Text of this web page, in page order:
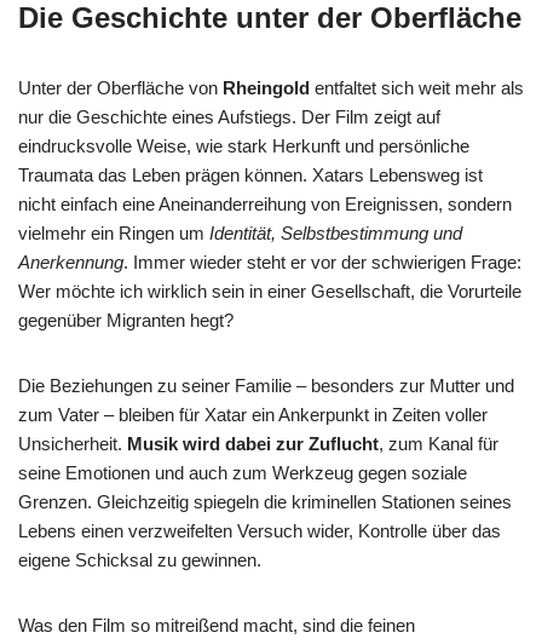
Die Geschichte unter der Oberfläche
Unter der Oberfläche von Rheingold entfaltet sich weit mehr als
nur die Geschichte eines Aufstiegs. Der Film zeigt auf
eindrucksvolle Weise, wie stark Herkunft und persönliche
Traumata das Leben prägen können. Xatars Lebensweg ist
nicht einfach eine Aneinanderreihung von Ereignissen, sondern
vielmehr ein Ringen um Identität, Selbstbestimmung und
Anerkennung. Immer wieder steht er vor der schwierigen Frage:
Wer möchte ich wirklich sein in einer Gesellschaft, die Vorurteile
gegenüber Migranten hegt?
Die Beziehungen zu seiner Familie – besonders zur Mutter und
zum Vater – bleiben für Xatar ein Ankerpunkt in Zeiten voller
Unsicherheit. Musik wird dabei zur Zuflucht, zum Kanal für
seine Emotionen und auch zum Werkzeug gegen soziale
Grenzen. Gleichzeitig spiegeln die kriminellen Stationen seines
Lebens einen verzweifelten Versuch wider, Kontrolle über das
eigene Schicksal zu gewinnen.
Was den Film so mitreißend macht, sind die feinen